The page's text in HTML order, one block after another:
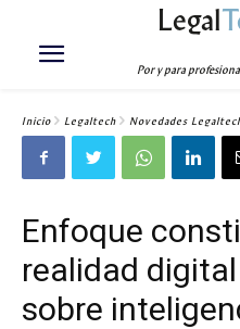
Legal
Por y para
Inicio Legaltech Novedades
Enfoque
realidad
sobre